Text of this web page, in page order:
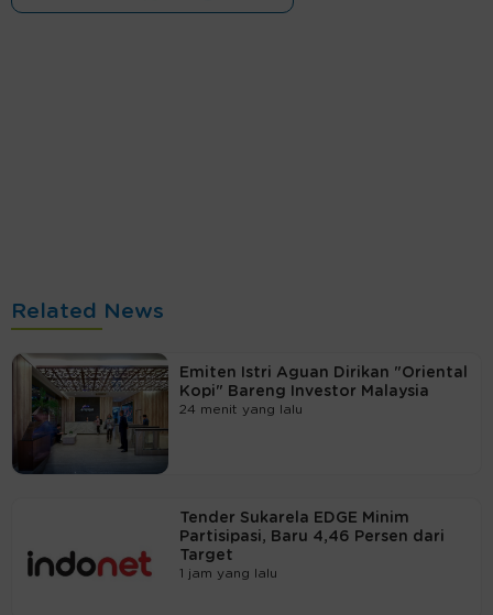
Related News
Emiten Istri Aguan Dirikan "Oriental
Kopi" Bareng Investor Malaysia
24 menit yang lalu
Tender Sukarela EDGE Minim
Partisipasi, Baru 4,46 Persen dari
Target
1 jam yang lalu